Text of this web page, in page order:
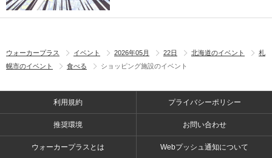
ウォーカープラス イベント 2026年05月 22日 北海道のイベント
札
幌市のイベント
食べる ショッピング施設のイベント
利用規約 プライバシーポリシー
推奨環境 お問い合わせ
ウォーカープラスとは Webプッシュ通知について